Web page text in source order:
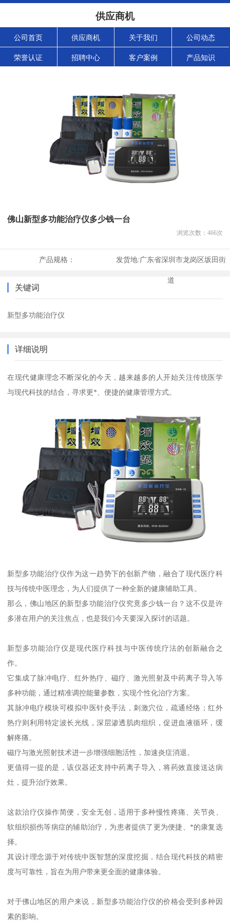
供应商机
公司首页 供应商机 关于我们 公司动态
荣誉认证 招聘中心 客户案例 产品知识
佛山新型多功能治疗仪多少钱一台
浏览次数： 466次
产品规格： 发货地:广东省深圳市龙岗区坂田街
道
关键词
新型多功能治疗仪
详细说明
在现代健康理念不断深化的今天，越来越多的人开始关注传统医学
与现代科技的结合，寻求更*、便捷的健康管理方式。
新型多功能治疗仪作为这一趋势下的创新产物，融合了现代医疗科
技与传统中医理念，为人们提供了一种全新的健康辅助工具。
那么，佛山地区的新型多功能治疗仪究竟多少钱一台？这不仅是许
多潜在用户的关注焦点，也是我们今天要深入探讨的话题。
新型多功能治疗仪是现代医疗科技与中医传统疗法的创新融合之
作。
它集成了脉冲电疗、红外热疗、磁疗、激光照射及中药离子导入等
多种功能，通过精准调控能量参数，实现个性化治疗方案。
其脉冲电疗模块可模拟中医针灸手法，刺激穴位，疏通经络；红外
热疗则利用特定波长光线，深层渗透肌肉组织，促进血液循环，缓
解疼痛。
磁疗与激光照射技术进一步增强细胞活性，加速炎症消退。
更值得一提的是，该仪器还支持中药离子导入，将药效直接送达病
灶，提升治疗效果。
这款治疗仪操作简便，安全无创，适用于多种慢性疼痛、关节炎、
软组织损伤等病症的辅助治疗，为患者提供了更为便捷、*的康复选
择。
其设计理念源于对传统中医智慧的深度挖掘，结合现代科技的精密
度与可靠性，旨在为用户带来更全面的健康体验。
对于佛山地区的用户来说，新型多功能治疗仪的价格会受到多种因
素的影响。